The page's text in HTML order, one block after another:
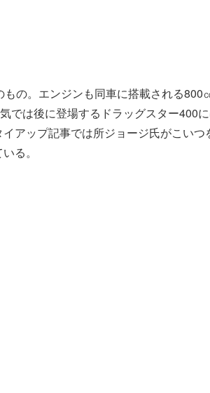
の。エンジンも同車に搭載される800
では後に登場するドラッグスター400
アップ記事では所ジョージ氏がこいつ
る。